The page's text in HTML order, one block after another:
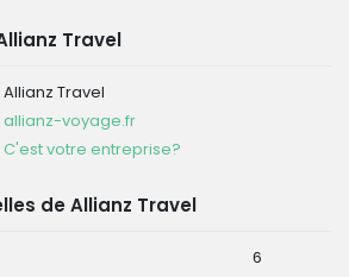
Travel
Allianz Travel
allianz-voyage.fr
C'est votre entreprise?
de Allianz Travel
6